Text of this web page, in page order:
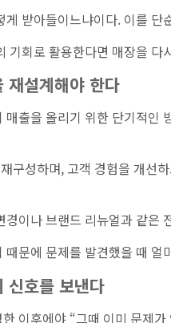
받아들이느냐이다. 이를
기회로 활용한다면 매장을 다
재설계해야 한다
출을 올리기 위한 단기적인
구성하며, 고객 경험을 개선
이나 브랜드 리뉴얼과 같은
문에 문제를 발견했을 때
신호를 보낸다
이후에야 “그때 이미 문제